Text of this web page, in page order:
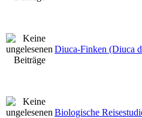
Diuca-Finken (Diuca
Biologische